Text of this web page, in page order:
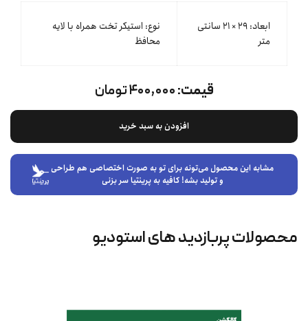
ابعاد: ۲۹ × ۲۱ سانتی
متر
نوع: استیکر تخت همراه با لایه
محافظ
قیمت:۴۰۰,۰۰۰ تومان
افزودن به سبد خرید
مشابه این محصول می‌تونه برای تو به صورت اختصاصی هم طراحی
و تولید بشه! کافیه به پرینتیا سر بزنی
محصولات پربازدید های استودیو